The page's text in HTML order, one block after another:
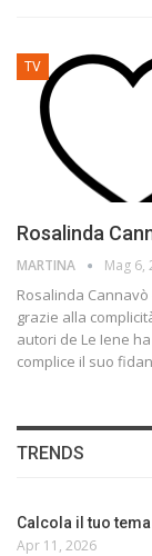
TV
Rosalinda
MARTINA Mag 6,
Rosalinda
grazie alla
autori de Le Iene
complice il suo
TRENDS
Calcola il tuo
Apr 11, 2026